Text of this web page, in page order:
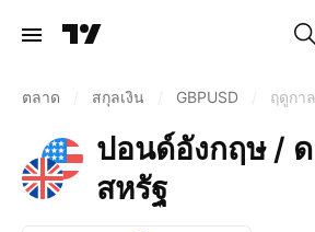
ตลาด สกุลเงิน GBPUSD ฤดูกาล
ปอนด์อังกฤษ /
สหรัฐ